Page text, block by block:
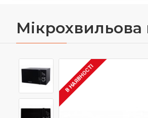
Мікрохвильова
В НАЯВНОСТІ